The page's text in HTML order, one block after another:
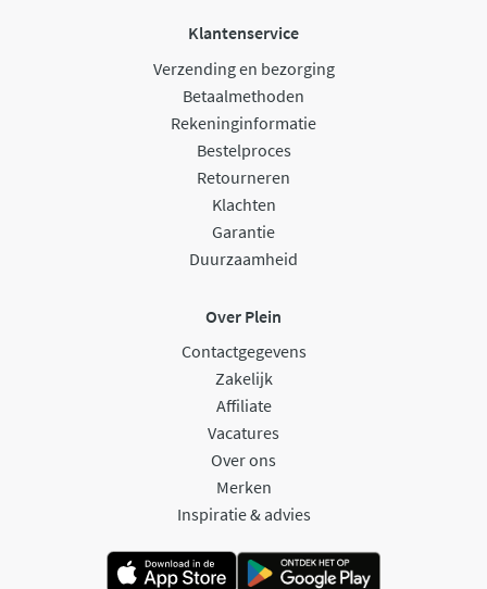
Klantenservice
Verzending en bezorging
Betaalmethoden
Rekeninginformatie
Bestelproces
Retourneren
Klachten
Garantie
Duurzaamheid
Over Plein
Contactgegevens
Zakelijk
Affiliate
Vacatures
Over ons
Merken
Inspiratie & advies